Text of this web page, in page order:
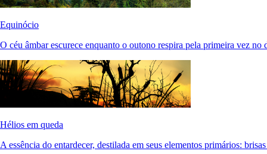
Equinócio
O céu âmbar escurece enquanto o outono respira pela primeira vez no
Hélios em queda
A essência do entardecer, destilada em seus elementos primários: